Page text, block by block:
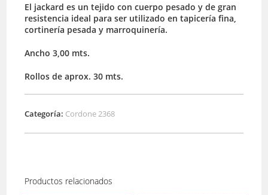
El jackard es un tejido con cuerpo pesado y de gran
resistencia ideal para ser utilizado en tapicería fina,
cortinería pesada y marroquinería.
Ancho 3,00 mts.
Rollos de aprox. 30 mts.
Categoría: Cordone 2368
Productos relacionados